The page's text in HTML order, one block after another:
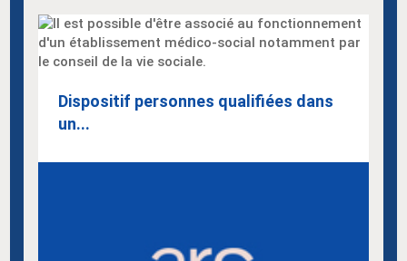
Dispositif personnes qualifiées dans
un...